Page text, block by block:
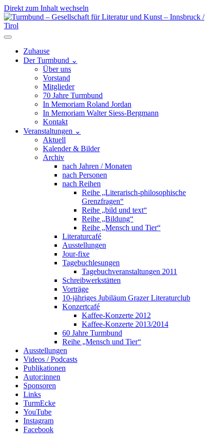
Direkt zum Inhalt wechseln
Hauptnavigation
Zuhause
Der Turmbund ⌄
Über uns
Vorstand
Mitglieder
70 Jahre Turmbund
In Memoriam Roland Jordan
In Memoriam Walter Siess-Bergmann
Kontakt
Veranstaltungen ⌄
Aktuell
Kalender & Bilder
Archiv
nach Jahren / Monaten
nach Personen
nach Reihen
Reihe „Literarisch-philosophische
Grenzfragen“
Reihe „bild und text“
Reihe „Bildung“
Reihe „Mensch und Tier“
Literaturcafé
Ausstellungen
Jour-fixe
Tagebuchlesungen
Tagebuchveranstaltungen 2011
Schreibwerkstätten
Vorträge
10-jähriges Jubiläum Grazer Literaturclub
Konzertcafé
Kaffee-Konzerte 2012
Kaffee-Konzerte 2013/2014
60 Jahre Turmbund
Reihe „Mensch und Tier“
Ausstellungen
Videos / Podcasts
Publikationen
Autor:innen
Sponsoren
Links
TurmEcke
YouTube
Instagram
Facebook